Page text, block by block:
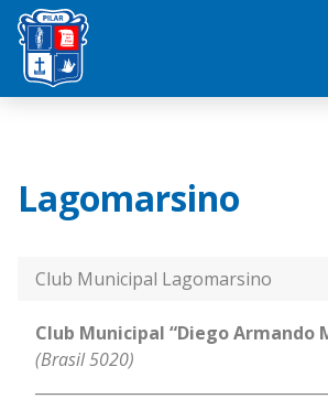
Saltar
contenido
Lagomarsino
Club Municipal Lagomarsino
Club Municipal “Diego Armando
(Brasil 5020)